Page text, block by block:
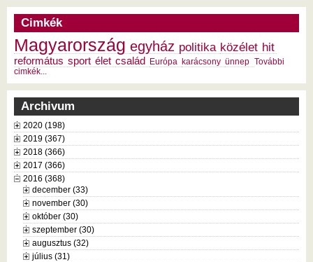
Cimkék
Magyarország egyház politika közélet hit
református sport élet család Európa karácsony ünnep További
cimkék...
Archivum
2020 (198)
2019 (367)
2018 (366)
2017 (366)
2016 (368)
december (33)
november (30)
október (30)
szeptember (30)
augusztus (32)
július (31)